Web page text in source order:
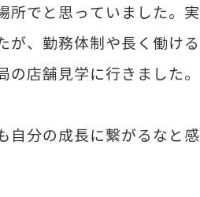
所でと思っていました。実
が、勤務体制や長く働ける
店舗見学に行きました。
自分の成長に繋がるなと感